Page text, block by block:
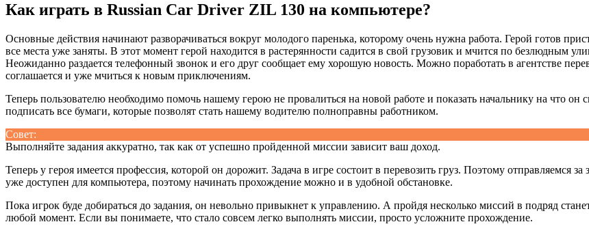
Как играть в Russian Car Driver ZIL 130 на компьютере?
Основные действия начинают разворачиваться вокруг молодого паренька, которому очень нужна работа. Герой готов
все места уже заняты. В этот момент герой находится в растерянности садится в свой грузовик и мчится по безлюдным
Неожиданно раздается телефонный звонок и его друг сообщает ему хорошую новость. Можно поработать в агентстве
соглашается и уже мчиться к новым приключениям.
Теперь пользователю необходимо помочь нашему герою не провалиться на новой работе и показать начальнику на что он
подписать все бумаги, которые позволят стать нашему водителю полноправны работником.
Совет:
Выполняйте задания аккуратно, так как от успешно пройденной миссии зависит ваш доход.
Теперь у героя имеется профессия, которой он дорожит. Задача в игре состоит в перевозить груз. Поэтому отправляемся
уже доступен для компьютера, поэтому начинать прохождение можно и в удобной обстановке.
Пока игрок буде добираться до задания, он невольно привыкнет к управлению. А пройдя несколько миссий в подряд
любой момент. Если вы понимаете, что стало совсем легко выполнять миссии, просто усложните прохождение.